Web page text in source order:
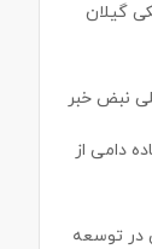
گیلان
نبض خبر
تن نهاده دامی از
توسعه